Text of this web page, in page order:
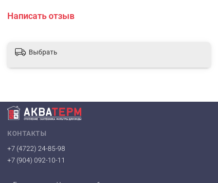
Написать отзыв
Выбрать
КОНТАКТЫ
+7 (4722) 24-85-98
+7 (904) 092-10-11